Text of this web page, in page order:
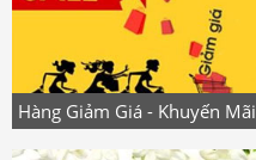
Hàng Giảm Giá - Khuyến Mãi